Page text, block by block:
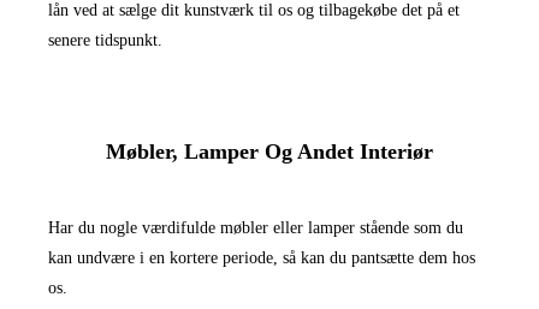
lån ved at sælge dit kunstværk til os og tilbagekøbe det på et
senere tidspunkt.
Møbler, Lamper Og Andet Interiør
Har du nogle værdifulde møbler eller lamper stående som du
kan undvære i en kortere periode, så kan du pantsætte dem hos
os.